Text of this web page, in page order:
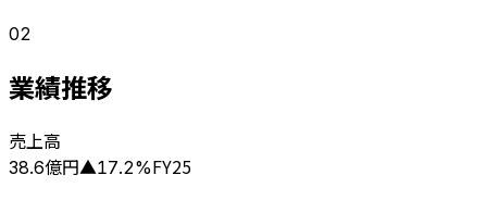
02
業績推移
売上高
38.6億円▲17.2%FY25